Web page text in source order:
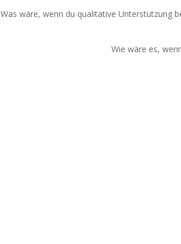
Was wäre, wenn du qualitative Unterstützung
Wie wäre es,